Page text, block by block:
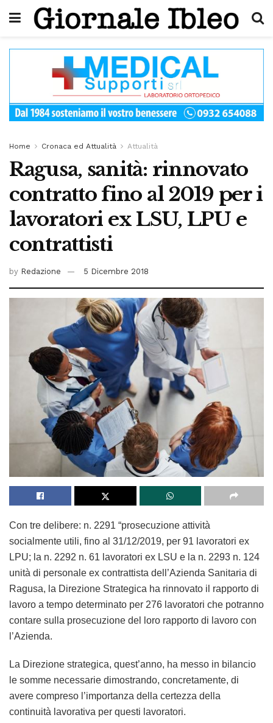
Home Cronaca ed Attualità Attualità
Ragusa, sanità: rinnovato
contratto fino al 2019 per i
lavoratori ex LSU, LPU e
contrattisti
by Redazione 5 Dicembre 2018
Con tre delibere: n. 2291 “prosecuzione attività
socialmente utili, fino al 31/12/2019, per 91 lavoratori ex
LPU; la n. 2292 n. 61 lavoratori ex LSU e la n. 2293 n. 124
unità di personale ex contrattista dell’Azienda Sanitaria di
Ragusa, la Direzione Strategica ha rinnovato il rapporto di
lavoro a tempo determinato per 276 lavoratori che potranno
contare sulla prosecuzione del loro rapporto di lavoro con
l’Azienda.
La Direzione strategica, quest’anno, ha messo in bilancio
le somme necessarie dimostrando, concretamente, di
avere compreso l’importanza della certezza della
continuità lavorativa per questi lavoratori.